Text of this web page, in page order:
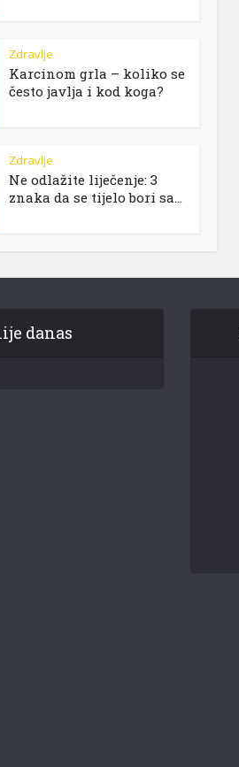
Zdravlje
Karcinom grla – koliko se
često javlja i kod koga?
Zdravlje
Ne odlažite liječenje: 3
znaka da se tijelo bori sa...
danas